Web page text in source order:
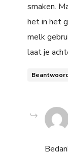
smaken.
het in het
melk
laat je